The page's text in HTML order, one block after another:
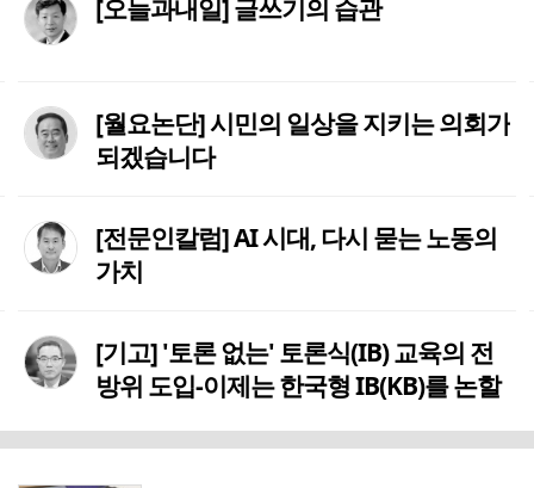
[오늘과내일] 글쓰기의 습관
[월요논단] 시민의 일상을 지키는 의회가
되겠습니다
[전문인칼럼] AI 시대, 다시 묻는 노동의
가치
[기고] '토론 없는' 토론식(IB) 교육의 전
방위 도입-이제는 한국형 IB(KB)를 논할